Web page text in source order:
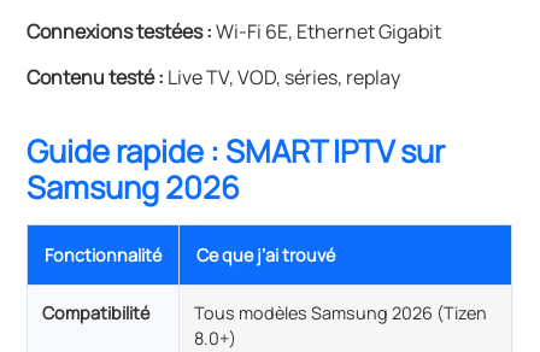
Connexions testées :Wi-Fi 6E, Ethernet Gigabit
Contenu testé : Live TV, VOD, séries, replay
Guide rapide : SMART IPTV sur
Samsung 2026
Fonctionnalité Ce que j’ai trouvé
Compatibilité
Tous modèles Samsung 2026 (Tizen
8.0+)